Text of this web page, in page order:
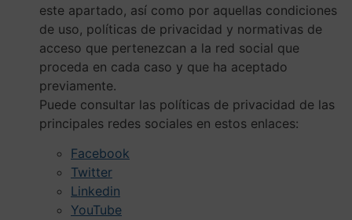
este apartado, así como por aquellas condiciones
de uso, políticas de privacidad y normativas de
acceso que pertenezcan a la red social que
proceda en cada caso y que ha aceptado
previamente.
Puede consultar las políticas de privacidad de las
principales redes sociales en estos enlaces:
Facebook
Twitter
Linkedin
YouTube